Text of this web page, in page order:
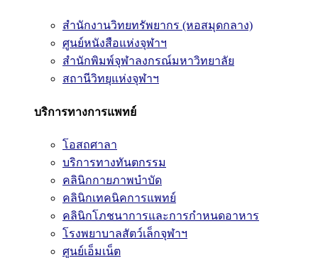
สำนักงานวิทยทรัพยากร (หอสมุดกลาง)
ศูนย์หนังสือแห่งจุฬาฯ
สำนักพิมพ์จุฬาลงกรณ์มหาวิทยาลัย
สถานีวิทยุแห่งจุฬาฯ
บริการทางการแพทย์
โอสถศาลา
บริการทางทันตกรรม
คลินิกกายภาพบำบัด
คลินิกเทคนิคการแพทย์
คลินิกโภชนาการและการกำหนดอาหาร
โรงพยาบาลสัตว์เล็กจุฬาฯ
ศูนย์เอ็มเน็ต